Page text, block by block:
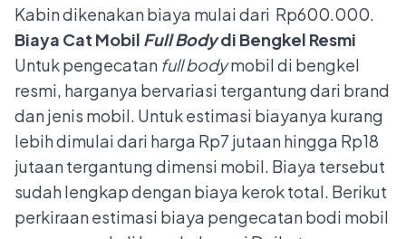
Kabin dikenakan biaya mulai dari Rp600.000.
Biaya Cat Mobil Full Bodydi Bengkel Resmi
Untuk pengecatan full bodymobil di bengkel
resmi, harganya bervariasi tergantung dari brand
dan jenis mobil. Untuk estimasi biayanya kurang
lebih dimulai dari harga Rp7 jutaan hingga Rp18
jutaan tergantung dimensi mobil. Biaya tersebut
sudah lengkap dengan biaya kerok total. Berikut
perkiraan estimasi biaya pengecatan bodi mobil